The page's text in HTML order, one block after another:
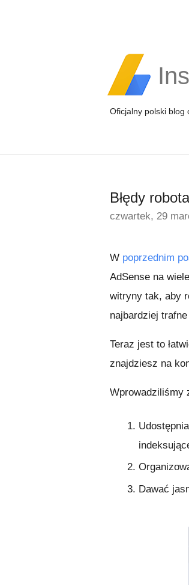
Oficjalny polski blog
Błędy
czwartek, 29
W poprzednim
AdSense na
witryny tak, aby
najbardziej
Teraz jest to
znajdziesz na
Wprowadziliśmy
Dawać